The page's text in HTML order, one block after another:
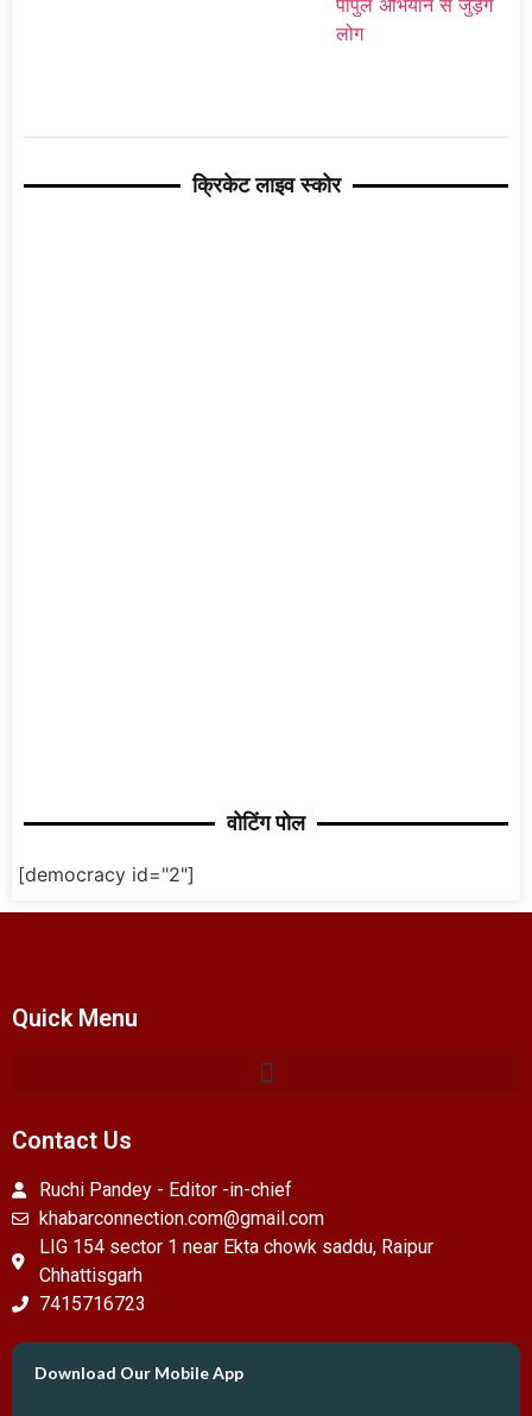
क्रिकेट लाइव स्कोर
वोटिंग पोल
[democracy id="2"]
Quick Menu
Contact Us
Ruchi Pandey - Editor -in-chief
khabarconnection.com@gmail.com
LIG 154 sector 1 near Ekta chowk saddu, Raipur
Chhattisgarh
7415716723
Download Our Mobile App